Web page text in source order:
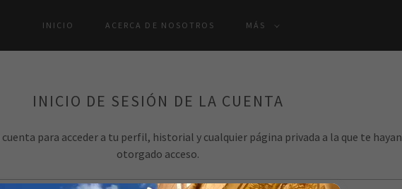
INICIO ACERCA DE NOSOTROS MÁS
INICIO DE SESIÓN DE LA CUENTA
para acceder a tu perfil, historial y cualquier página privada a la que te hayan
otorgado acceso.